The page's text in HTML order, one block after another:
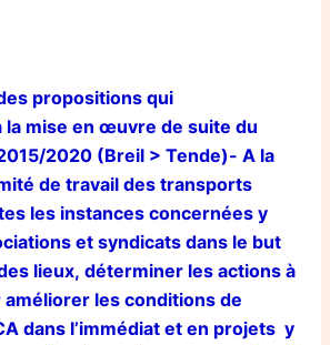
propositions qui
mise en œuvre de suite du
2020 (Breil > Tende)- A la
de travail des transports
les instances concernées y
et syndicats dans le but
lieux, déterminer les actions à
les conditions de
dans l’immédiat et en projets y